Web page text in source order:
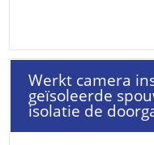
Werkt camera
geïsoleerde
isolatie de